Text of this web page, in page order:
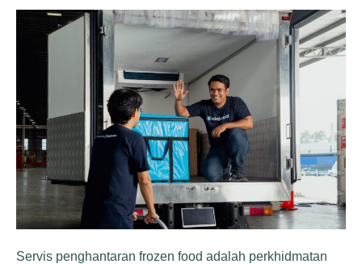
Servis penghantaran frozen food adalah perkhidmatan